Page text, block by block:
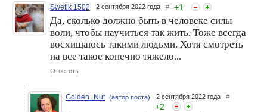
Какой педикюр лучше?
Swetik 1502 2 сентября 2022 года # +1
Да, сколько должно быть в человеке силы
воли, чтобы научиться так жить. Тоже всегда
восхищаюсь такими людьми. Хотя смотреть
на все такое конечно тяжело...
Ответить
Golden_Nut (автор поста) 2 сентября 2022 года #
+2